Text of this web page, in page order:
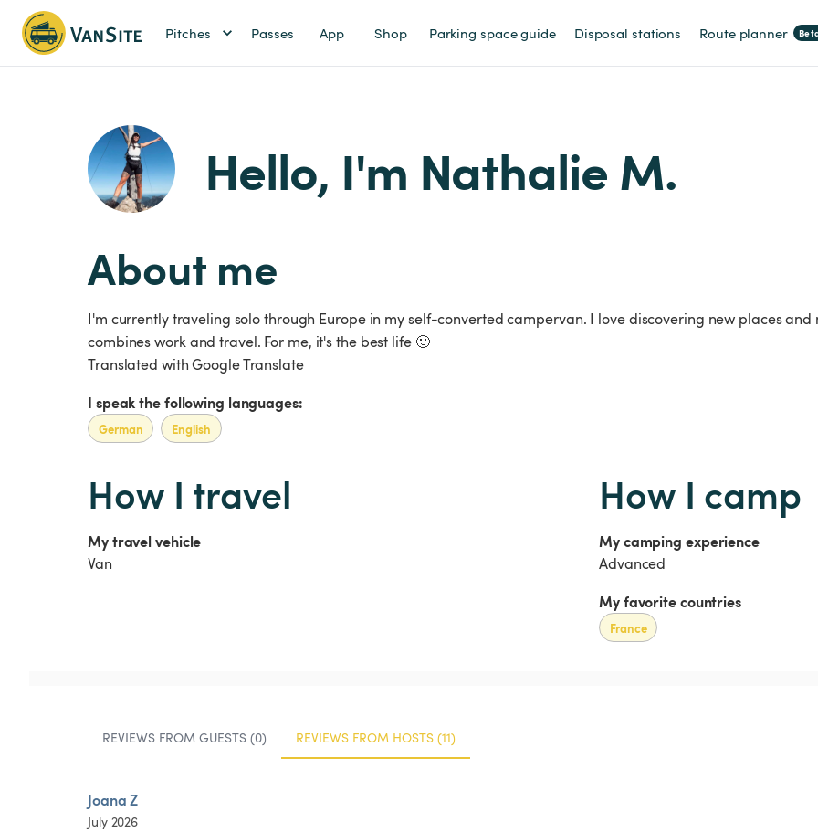
Pitches Passes App Shop Parking space guide Disposal stations Route planner
Hello, I'm Nathalie M.
About me
I'm currently traveling solo through Europe in my self-converted campervan. I love discovering new places
combines work and travel. For me, it's the best life 🙂
Translated with Google Translate
I speak the following languages:
German English
How I travel
My travel vehicle
Van
How I camp
My camping experience
Advanced
My favorite countries
France
REVIEWS FROM GUESTS (0) REVIEWS FROM HOSTS (11)
Joana Z
July 2026